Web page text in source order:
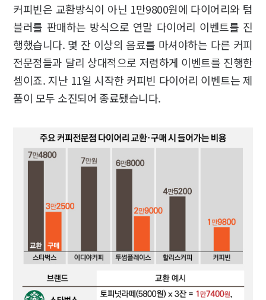
커피빈은 교환방식이 아닌 1만9800원에 다이어리와 텀
블러를 판매하는 방식으로 연말 다이어리 이벤트를 진
행했습니다. 몇 잔 이상의 음료를 마셔야하는 다른 커피
전문점들과 달리 상대적으로 저렴하게 이벤트를 진행한
셈이죠. 지난 11일 시작한 커피빈 다이어리 이벤트는 제
품이 모두 소진되어 종료됐습니다.